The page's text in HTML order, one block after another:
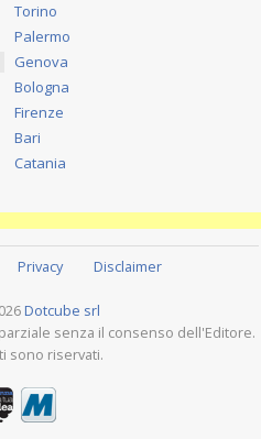
Torino
Palermo
Genova
Bologna
Firenze
Bari
Catania
Privacy Disclaimer
Dotcube srl
senza il consenso dell'Editore.
sono riservati.